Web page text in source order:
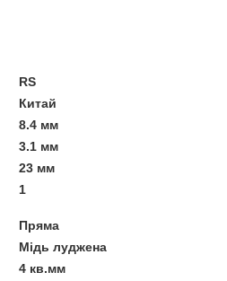
RS
Китай
8.4 мм
3.1 мм
23 мм
1
Пряма
Мідь луджена
4 кв.мм